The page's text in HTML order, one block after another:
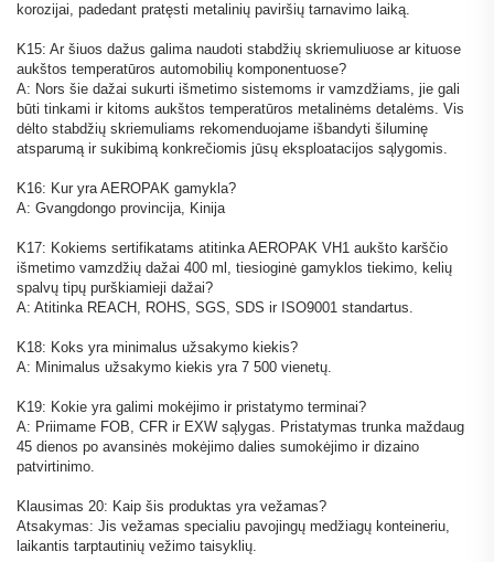
korozijai, padedant pratęsti metalinių paviršių tarnavimo laiką.
K15: Ar šiuos dažus galima naudoti stabdžių skriemuliuose ar kituose
aukštos temperatūros automobilių komponentuose?
A: Nors šie dažai sukurti išmetimo sistemoms ir vamzdžiams, jie gali
būti tinkami ir kitoms aukštos temperatūros metalinėms detalėms. Vis
dėlto stabdžių skriemuliams rekomenduojame išbandyti šiluminę
atsparumą ir sukibimą konkrečiomis jūsų eksploatacijos sąlygomis.
K16: Kur yra AEROPAK gamykla?
A: Gvangdongo provincija, Kinija
K17: Kokiems sertifikatams atitinka AEROPAK VH1 aukšto karščio
išmetimo vamzdžių dažai 400 ml, tiesioginė gamyklos tiekimo, kelių
spalvų tipų purškiamieji dažai?
A: Atitinka REACH, ROHS, SGS, SDS ir ISO9001 standartus.
K18: Koks yra minimalus užsakymo kiekis?
A: Minimalus užsakymo kiekis yra 7 500 vienetų.
K19: Kokie yra galimi mokėjimo ir pristatymo terminai?
A: Priimame FOB, CFR ir EXW sąlygas. Pristatymas trunka maždaug
45 dienos po avansinės mokėjimo dalies sumokėjimo ir dizaino
patvirtinimo.
Klausimas 20: Kaip šis produktas yra vežamas?
Atsakymas: Jis vežamas specialiu pavojingų medžiagų konteineriu,
laikantis tarptautinių vežimo taisyklių.